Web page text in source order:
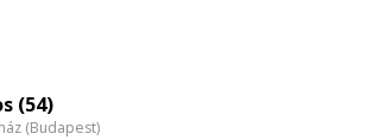
(54)
(Budapest)